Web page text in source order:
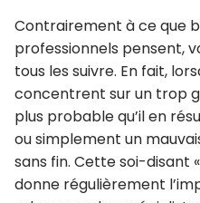
Contrairement à ce que
professionnels pensent,
tous les suivre. En fait,
concentrent sur un trop
plus probable qu’il en
ou simplement un
sans fin. Cette soi-disant
donne régulièrement